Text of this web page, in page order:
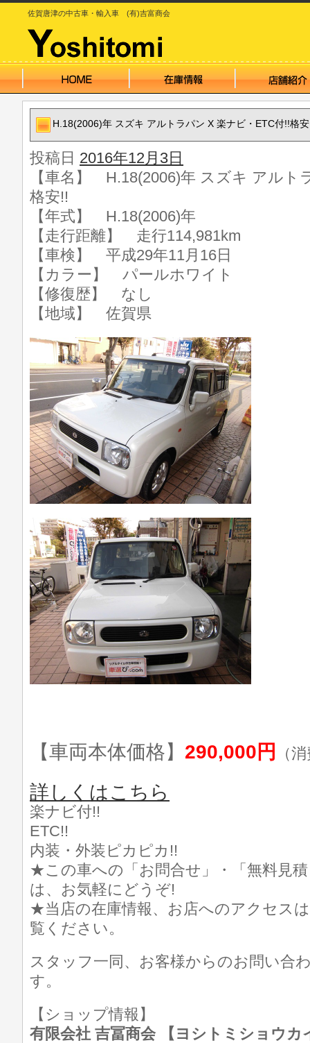
佐賀唐津の中古車・輸入車 (有)吉富商会
H.18(2006)年 スズキ アルトラパン X 楽ナビ・ETC付!!格
投稿日 2016年12月3日
【車名】 H.18(2006)年 スズキ アルト
格安!!
【年式】 H.18(2006)年
【走行距離】 走行114,981km
【車検】 平成29年11月16日
【カラー】 パールホワイト
【修復歴】 なし
【地域】 佐賀県
【車両本体価格】 290,000円 （
詳しくはこちら
楽ナビ付!!
ETC!!
内装・外装ピカピカ!!
★この車への「お問合せ」・「無料見
は、お気軽にどうぞ!
★当店の在庫情報、お店へのアクセス
覧ください。
スタッフ一同、お客様からのお問い合
す。
【ショップ情報】
有限会社 吉冨商会 【ヨシトミショウ